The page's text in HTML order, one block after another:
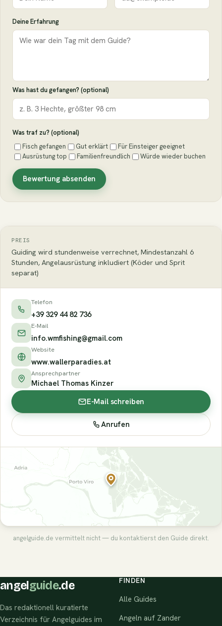
Deine Erfahrung
Was hast du gefangen? (optional)
Was traf zu? (optional)
Fisch gefangen
Gut erklärt
Für Einsteiger geeignet
Ausrüstung top
Familienfreundlich Würde wieder buchen
Bewertung absenden
PREIS
Guiding wird stundenweise verrechnet, Mindestanzahl 6
Stunden, Angelausrüstung inkludiert (Köder und Sprit
separat)
Telefon
+39 329 44 82 736
E-Mail
info.wmfishing@gmail.com
Website
www.wallerparadies.at
Ansprechpartner
Michael Thomas Kinzer
E-Mail schreiben
Anrufen
angelguide.de vermittelt nicht — du kontaktierst den Guide direkt.
angel guide.de
Das redaktionell kuratierte
Verzeichnis für Angelguides im
FINDEN
Alle Guides
Angeln auf Zander